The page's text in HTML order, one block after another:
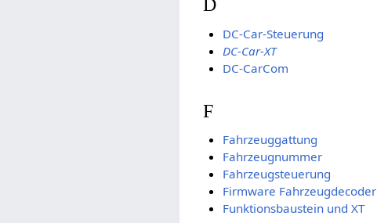
D
DC-Car-Steuerung
DC-Car-XT
DC-CarCom
F
Fahrzeuggattung
Fahrzeugnummer
Fahrzeugsteuerung
Firmware Fahrzeugdecoder
Funktionsbaustein und XT